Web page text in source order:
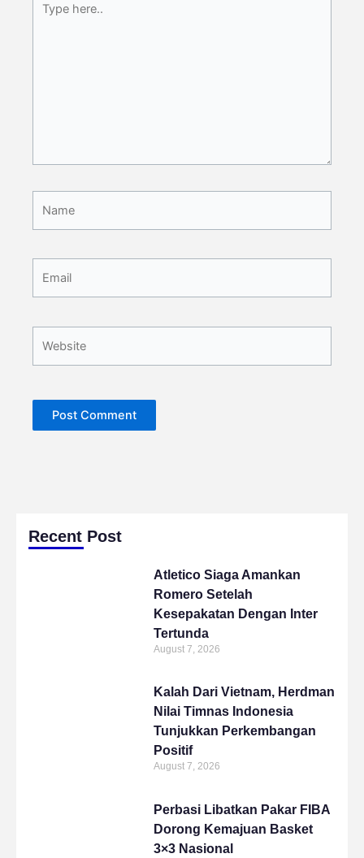
here..
Recent Post
Atletico Siaga Amankan
Romero Setelah
Kesepakatan Dengan Inter
Tertunda
August 7, 2026
Kalah Dari Vietnam, Herdman
Nilai Timnas Indonesia
Tunjukkan Perkembangan
Positif
August 7, 2026
Perbasi Libatkan Pakar FIBA
Dorong Kemajuan Basket
3×3 Nasional